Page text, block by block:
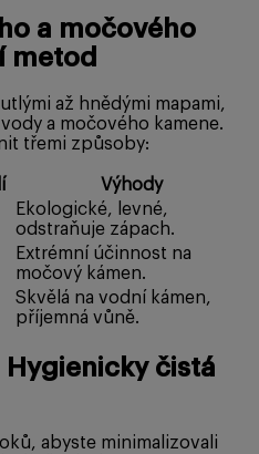
a močového
metod
až hnědými mapami,
a močového kamene.
třemi způsoby:
Výhody
Ekologické, levné,
odstraňuje zápach.
Extrémní účinnost na
močový kámen.
Skvělá na vodní kámen,
příjemná vůně.
čistá
abyste minimalizovali